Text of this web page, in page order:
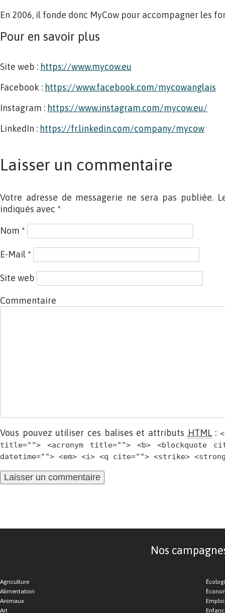
En 2006, il fonde donc MyCow pour accompagner les
Pour en savoir plus
Site web : https://www.mycow.eu
Facebook : https://www.facebook.com/mycowanglais
Instagram : https://www.instagram.com/mycow.eu/
LinkedIn : https://fr.linkedin.com/company/mycow
Laisser un commentaire
Votre adresse de messagerie ne sera pas publiée.
indiqués avec *
Nom *
E-Mail *
Site web
Commentaire
Vous pouvez utiliser ces balises et attributs HTML:
title=""> <acronym title=""> <b> <blockquote
datetime=""> <em> <i> <q cite=""> <strike>
Nos
Agriculture
Alimentation
Animaux
Art
Emploi